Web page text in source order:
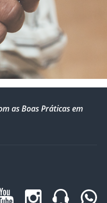
as Boas Práticas em